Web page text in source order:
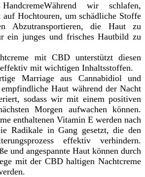
Während wir schlafen,
auf Hochtouren, um schädliche Stoffe
Abzutransportieren, die Haut zu
ein junges und frisches Hautbild zu
mit CBD unterstützt diesen
mit wichtigen Inhaltsstoffen.
Marriage aus Cannabidiol und
Haut während der Nacht
sodass wir mit einem positiven
Morgen aufwachen können.
enthaltenen Vitamin E werden nach
Radikale in Gang gesetzt, die den
effektiv verhindern.
und angespannte Haut können durch
mit der CBD haltigen Nachtcreme